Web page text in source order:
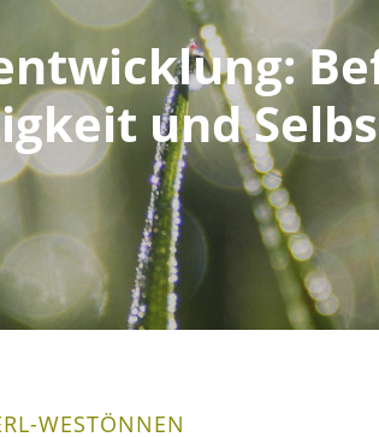
und
WESTÖNNEN